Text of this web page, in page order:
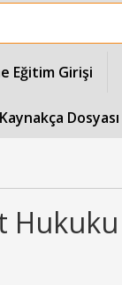
Eğitim Girişi
Dosyası
Hukuku